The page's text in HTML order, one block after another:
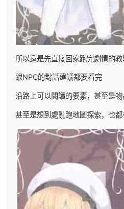
所以還是先直接回家跑完劇情的
跟NPC的對話建議都要看完
沿路上可以閱讀的要素，甚至是
甚至是想到處亂跑地圖探索，也